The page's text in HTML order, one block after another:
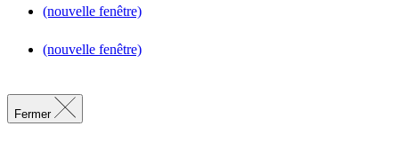
(nouvelle fenêtre)
(nouvelle fenêtre)
Fermer